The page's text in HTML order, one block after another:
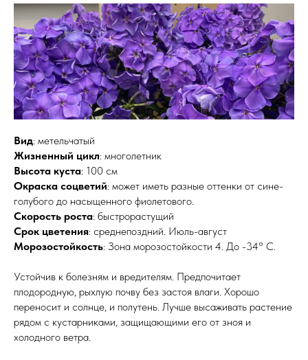
Вид: метельчатый
Жизненный цикл: многолетник
Высота куста: 100 см
Окраска соцветий: может иметь разные оттенки от сине-
голубого до насыщенного фиолетового.
Скорость роста: быстрорастущий
Срок цветения: среднепоздний. Июль-август
Морозостойкость: Зона морозостойкости 4. До -34° C.
Устойчив к болезням и вредителям. Предпочитает
плодородную, рыхлую почву без застоя влаги. Хорошо
переносит и солнце, и полутень. Лучше высаживать растение
рядом с кустарниками, защищающими его от зноя и
холодного ветра.